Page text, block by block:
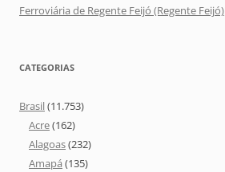
Ferroviária de Regente Feijó (Regente Feijó)
CATEGORIAS
Brasil(11.753)
Acre(162)
Alagoas(232)
Amapá (135)